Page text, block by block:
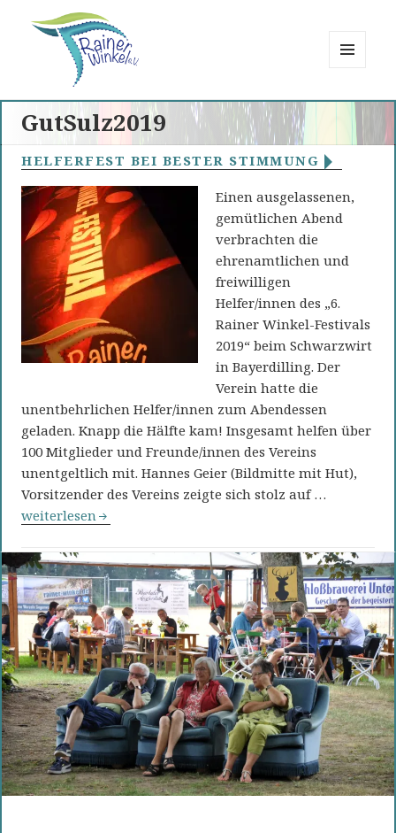
Rainer Winkel
Interessengemeinschaft
WIDGETS
GutSulz2019
HELFERFEST BEI BESTER STIMMUNG
Einen ausgelassenen,
gemütlichen Abend
verbrachten die
ehrenamtlichen und
freiwilligen
Helfer/innen des „6.
Rainer Winkel-Festivals
2019“ beim Schwarzwirt
in Bayerdilling. Der
Verein hatte die
unentbehrlichen Helfer/innen zum Abendessen
geladen. Knapp die Hälfte kam! Insgesamt helfen über
100 Mitglieder und Freunde/innen des Vereins
unentgeltlich mit. Hannes Geier (Bildmitte mit Hut),
Vorsitzender des Vereins zeigte sich stolz auf …
Helferfest bei bester Stimmung
weiterlesen